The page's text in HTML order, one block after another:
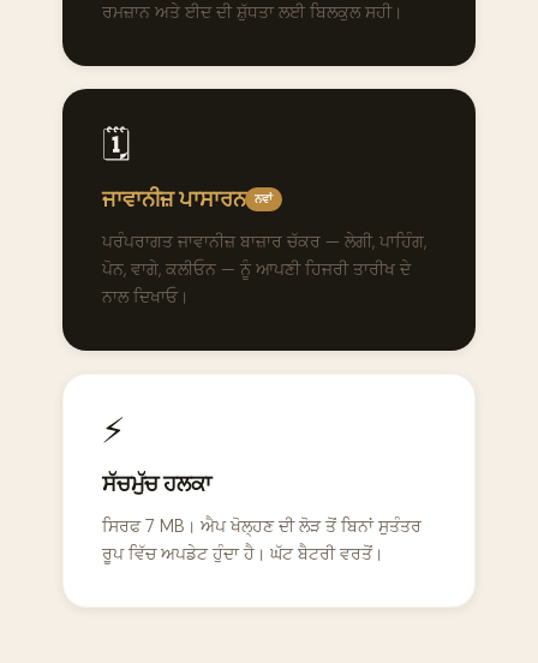
ਰਮਜ਼ਾਨ ਅਤੇ ਈਦ ਦੀ ਸ਼ੁੱਧਤਾ ਲਈ ਬਿਲਕੁਲ ਸਹੀ।
🗓️
ਜਾਵਾਨੀਜ਼ ਪਾਸਾਰਨ ਨਵਾਂ
ਪਰੰਪਰਾਗਤ ਜਾਵਾਨੀਜ਼ ਬਾਜ਼ਾਰ ਚੱਕਰ — ਲੇਗੀ, ਪਾਹਿੰਗ,
ਪੋਨ, ਵਾਗੇ, ਕਲੀਓਨ — ਨੂੰ ਆਪਣੀ ਹਿਜਰੀ ਤਾਰੀਖ ਦੇ
ਨਾਲ ਦਿਖਾਓ।
⚡
ਸੱਚਮੁੱਚ ਹਲਕਾ
ਸਿਰਫ 7 MB। ਐਪ ਖੋਲ੍ਹਣ ਦੀ ਲੋੜ ਤੋਂ ਬਿਨਾਂ ਸੁਤੰਤਰ
ਰੂਪ ਵਿੱਚ ਅਪਡੇਟ ਹੁੰਦਾ ਹੈ। ਘੱਟ ਬੈਟਰੀ ਵਰਤੋਂ।